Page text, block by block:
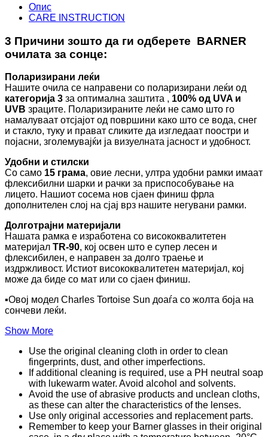
Опис
CARE INSTRUCTION
3 Причини зошто да ги одберете BARNER
очилата за сонце:
Поларизирани леќи
Нашите очила се направени со поларизирани леќи од
категорија 3 за оптимална заштита , 100% од UVA и
UVB зраците. Поларизираните леќи не само што го
намалуваат отсјајот од површини како што се вода, снег
и стакло, туку и прават сликите да изгледаат поостри и
појасни, зголемувајќи ја визуелната јасност и удобност.
Удобни и стилски
Со само 15 грама, овие лесни, ултра удобни рамки имаат
флексибилни шарки и рачки за приспособување на
лицето. Нашиот сосема нов сјаен финиш фрла
дополнителен слој на сјај врз нашите негувани рамки.
Долготрајни материјали
Нашата рамка е изработена со висококвалитетен
материјал TR-90, кој освен што е супер лесен и
флексибилен, е направен за долго траење и
издржливост. Истиот висококвалитетен материјал, кој
може да биде со мат или со сјаен финиш.
▪️Овој модел Charles Tortoise Sun доаѓа со жолта боја на
сончеви леќи.
Show More
Use the original cleaning cloth in order to clean
fingerprints, dust, and other imperfections.
If additional cleaning is required, use a PH neutral soap
with lukewarm water. Avoid alcohol and solvents.
Avoid the use of abrasive products and unclean cloths,
as these can alter the characteristics of the lenses.
Use only original accessories and replacement parts.
Remember to keep your Barner glasses in their original